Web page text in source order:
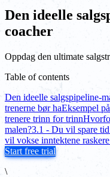
Den ideelle
coacher
Oppdag den ultimate
Table of contents
Den ideelle salgspipeline-
trenerne bør haEksempel
trenere trinn for trinn
malen?3.1 - Du vil spare
vil vokse inntektene
Start free trial
\